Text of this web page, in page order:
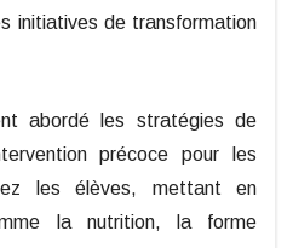
initiatives de transformation
abordé les stratégies de
précoce pour les
les élèves, mettant en
la nutrition, la forme